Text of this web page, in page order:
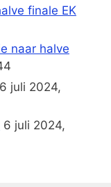
finale EK
naar halve
6 juli 2024,
6 juli 2024,